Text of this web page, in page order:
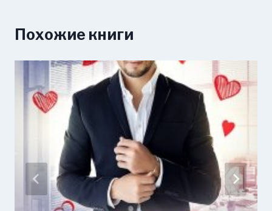
Похожие книги